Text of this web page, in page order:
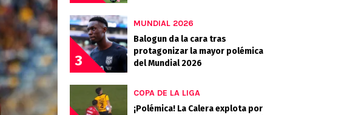
3
MUNDIAL 2026
Balogun da la cara tras
protagonizar la mayor polémica
del Mundial 2026
COPA DE LA LIGA
¡Polémica! La Calera explota por